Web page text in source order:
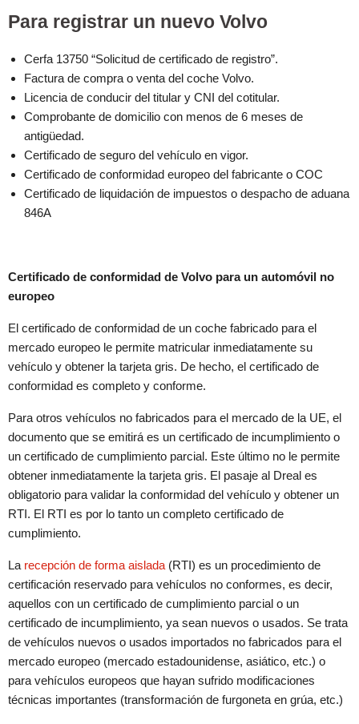
Para registrar un nuevo Volvo
Cerfa 13750 “Solicitud de certificado de registro”.
Factura de compra o venta del coche Volvo.
Licencia de conducir del titular y CNI del cotitular.
Comprobante de domicilio con menos de 6 meses de
antigüedad.
Certificado de seguro del vehículo en vigor.
Certificado de conformidad europeo del fabricante o COC
Certificado de liquidación de impuestos o despacho de aduana
846A
Certificado de conformidad de Volvo para un automóvil no
europeo
El certificado de conformidad de un coche fabricado para el
mercado europeo le permite matricular inmediatamente su
vehículo y obtener la tarjeta gris. De hecho, el certificado de
conformidad es completo y conforme.
Para otros vehículos no fabricados para el mercado de la UE, el
documento que se emitirá es un certificado de incumplimiento o
un certificado de cumplimiento parcial. Este último no le permite
obtener inmediatamente la tarjeta gris. El pasaje al Dreal es
obligatorio para validar la conformidad del vehículo y obtener un
RTI. El RTI es por lo tanto un completo certificado de
cumplimiento.
La recepción de forma aislada (RTI) es un procedimiento de
certificación reservado para vehículos no conformes, es decir,
aquellos con un certificado de cumplimiento parcial o un
certificado de incumplimiento, ya sean nuevos o usados. Se trata
de vehículos nuevos o usados ​​importados no fabricados para el
mercado europeo (mercado estadounidense, asiático, etc.) o
para vehículos europeos que hayan sufrido modificaciones
técnicas importantes (transformación de furgoneta en grúa, etc.)